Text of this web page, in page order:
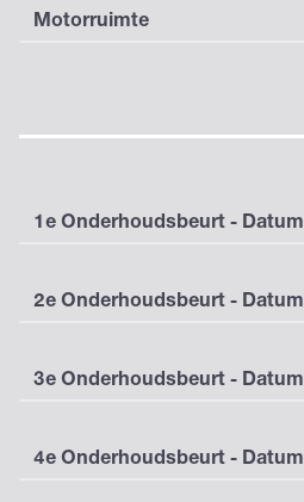
Motorruimte
1e Onderhoudsbeurt - Datum
2e Onderhoudsbeurt - Datum
3e Onderhoudsbeurt - Datum
4e Onderhoudsbeurt - Datum